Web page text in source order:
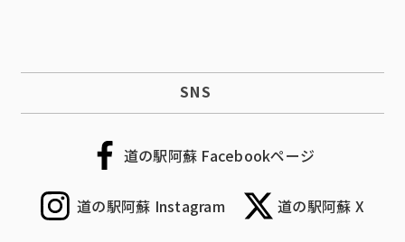
SNS
道の駅阿蘇 Facebookページ
道の駅阿蘇 Instagram 道の駅阿蘇 X